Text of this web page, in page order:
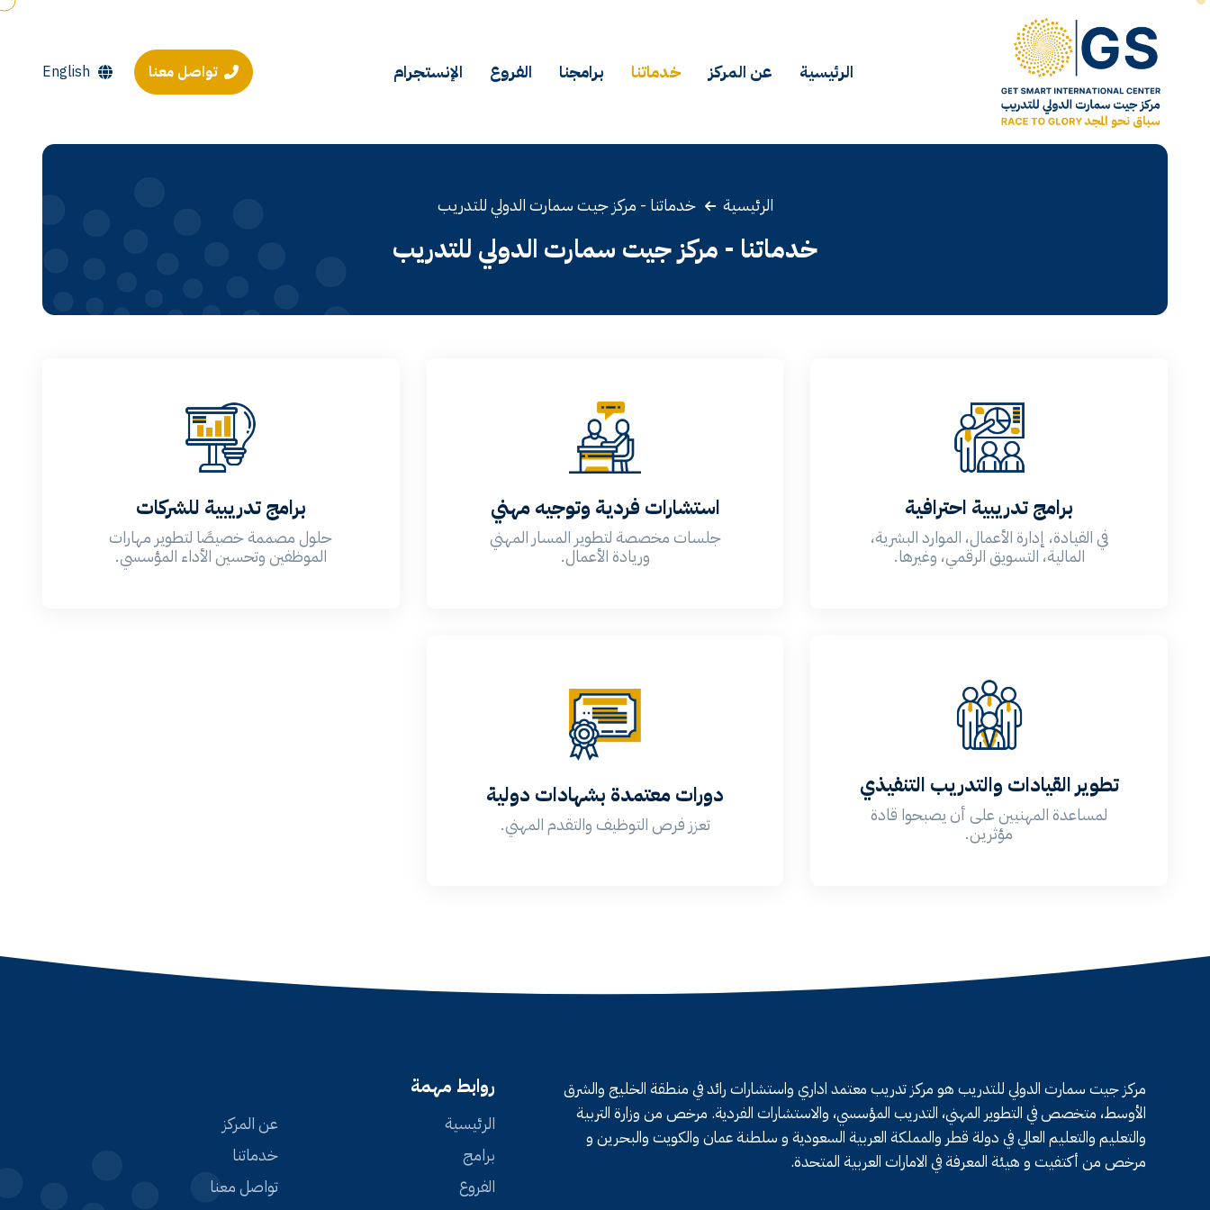
الرئيسية عن المركز خدماتنا برامجنا الفروع الإنستجرام تواصل معنا English
الرئيسية خدماتنا - مركز جيت سمارت الدولي للتدريب
خدماتنا - مركز جيت سمارت الدولي للتدريب
برامج تدريبية احترافية
في القيادة، إدارة الأعمال، الموارد البشرية،
المالية، التسويق الرقمي، وغيرها.
استشارات فردية وتوجيه مهني
جلسات مخصصة لتطوير المسار المهني
وريادة الأعمال.
برامج تدريبية للشركات
حلول مصممة خصيصًا لتطوير مهارات
الموظفين وتحسين الأداء المؤسسي.
تطوير القيادات والتدريب التنفيذي
لمساعدة المهنيين على أن يصبحوا قادة
مؤثرين.
دورات معتمدة بشهادات دولية
تعزز فرص التوظيف والتقدم المهني.
مركز جيت سمارت الدولي للتدريب هو مركز تدريب معتمد اداري واستشارات رائد في منطقة الخليج والشرق
الأوسط، متخصص في التطوير المهني، التدريب المؤسسي، والاستشارات الفردية. مرخص من وزارة التربية
والتعليم والتعليم العالي في دولة قطر والمملكة العربية السعودية و سلطنة عمان والكويت والبحرين و
مرخص من أكتفيت و هيئة المعرفة في الامارات العربية المتحدة.
روابط مهمة
الرئيسية
عن المركز
برامج
خدماتنا
الفروع
تواصل معنا